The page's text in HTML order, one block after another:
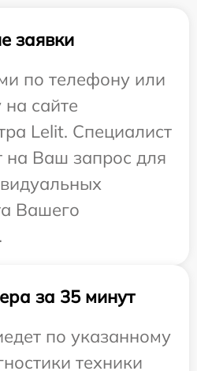
заявки
по телефону или
на сайте
Lelit. Специалист
на Ваш запрос для
Вашего
за 35 минут
по указанному
техники